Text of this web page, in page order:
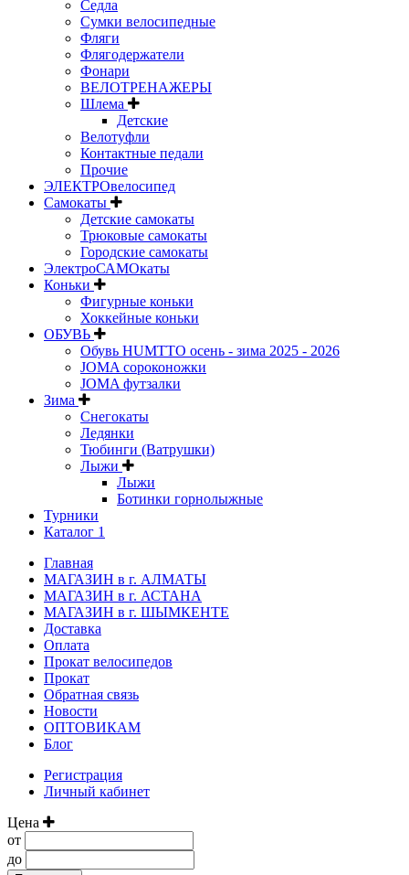
Седла
Сумки велосипедные
Фляги
Флягодержатели
Фонари
ВЕЛОТРЕНАЖЕРЫ
Шлема
Детские
Велотуфли
Контактные педали
Прочие
ЭЛЕКТРОвелосипед
Самокаты
Детские самокаты
Трюковые самокаты
Городские самокаты
ЭлектроСАМОкаты
Коньки
Фигурные коньки
Хоккейные коньки
ОБУВЬ
Обувь HUMTTO осень - зима 2025 - 2026
JOMA сороконожки
JOMA футзалки
Зима
Снегокаты
Ледянки
Тюбинги (Ватрушки)
Лыжи
Лыжи
Ботинки горнолыжные
Турники
Каталог 1
Главная
МАГАЗИН в г. АЛМАТЫ
МАГАЗИН в г. АСТАНА
МАГАЗИН в г. ШЫМКЕНТЕ
Доставка
Оплата
Прокат велосипедов
Прокат
Обратная связь
Новости
ОПТОВИКАМ
Блог
Регистрация
Личный кабинет
Цена
от
до